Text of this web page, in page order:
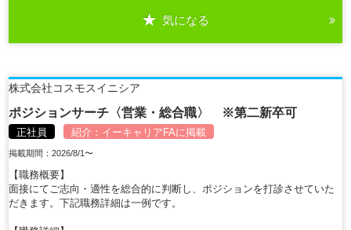
気になる
株式会社コスモスイニシア
ポジションサーチ〈営業・総合職〉 ※第二新卒可
正社員 紹介： イーキャリアFAに掲載
掲載期間：2026/8/1〜
【職務概要】
面接にてご志向・適性を総合的に判断し、ポジションを打診させていた
だきます。下記職務詳細は一例です。